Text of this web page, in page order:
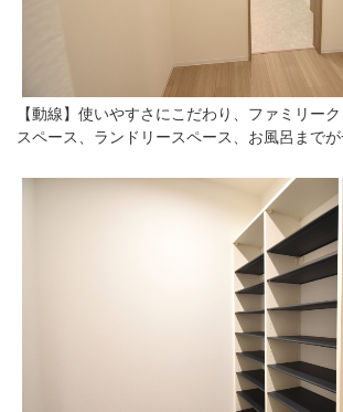
【動線】使いやすさにこだわり、ファミリー
スペース、ランドリースペース、お風呂までが